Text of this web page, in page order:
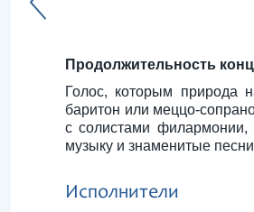
Продолжительность
Голос, которым природа
баритон или меццо-
с солистами филармонии,
музыку и знаменитые
Исполнители